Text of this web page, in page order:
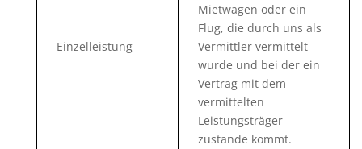
Einzelleistung
Mietwagen oder ein
Flug, die durch uns als
Vermittler vermittelt
wurde und bei der ein
Vertrag mit dem
vermittelten
Leistungsträger
zustande kommt.